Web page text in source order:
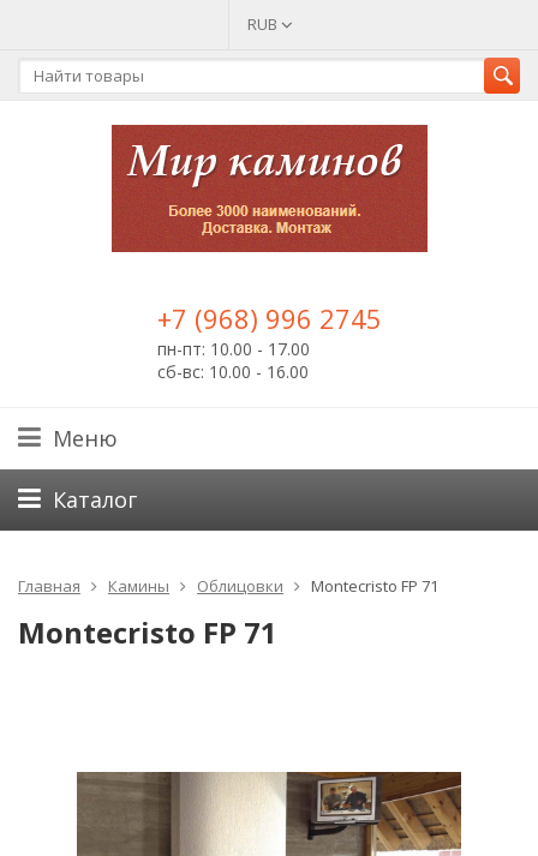
RUB
+7 (968) 996 2745
пн-пт: 10.00 - 17.00
сб-вс: 10.00 - 16.00
Меню
Каталог
Главная Камины Облицовки Montecristo FР 71
Montecristo FР 71